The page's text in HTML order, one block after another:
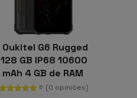
Oukitel G6 Rugged
128 GB IP68 10600
mAh 4 GB de RAM
6 (0 opiniões)